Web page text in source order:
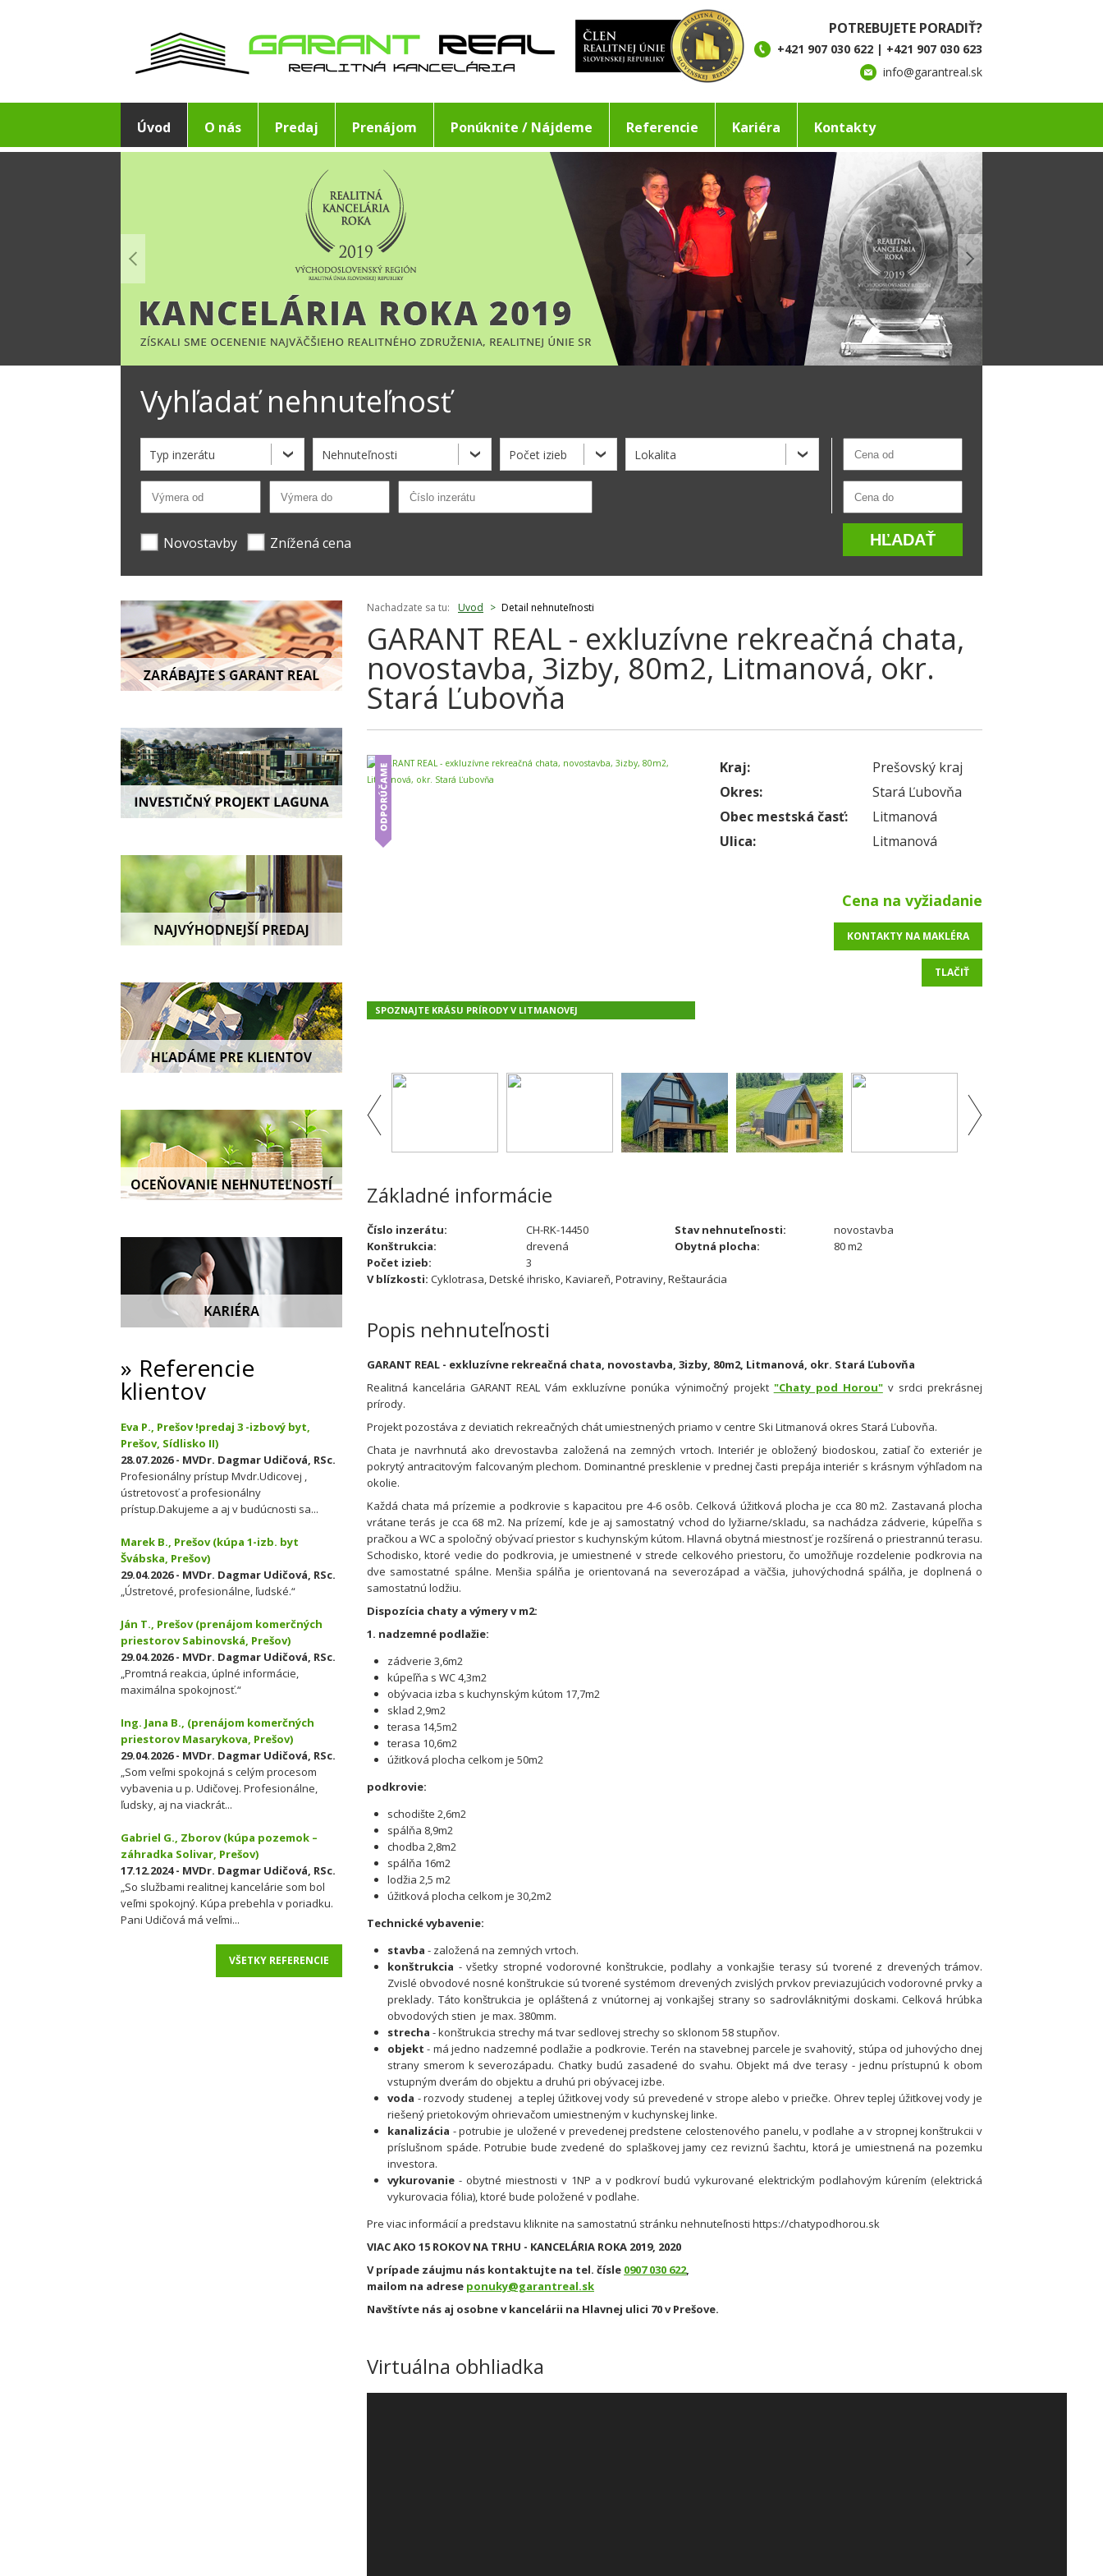
POTREBUJETE PORADIŤ?
+421 907 030 622 | +421 907 030 623
info@garantreal.sk
Úvod O nás Predaj Prenájom Ponúknite / Nájdeme Referencie Kariéra Kontakty
Vyhľadať nehnuteľnosť
Typ inzerátu Nehnuteľnosti Počet izieb Lokalita
Novostavby Znížená cena
Nachadzate sa tu: Uvod > Detail nehnuteľnosti
GARANT REAL - exkluzívne rekreačná chata,
novostavba, 3izby, 80m2, Litmanová, okr.
Stará Ľubovňa
SPOZNAJTE KRÁSU PRÍRODY V LITMANOVEJ
Kraj:
Prešovský kraj
Okres:
Stará Ľubovňa
Obec mestská časť:
Litmanová
Ulica:
Litmanová
Cena na vyžiadanie
KONTAKTY NA MAKLÉRA
TLAČIŤ
Základné informácie
Číslo inzerátu:
CH-RK-14450
Konštrukcia:
drevená
Počet izieb:
3
Stav nehnuteľnosti:
novostavba
Obytná plocha:
80 m2
V blízkosti: Cyklotrasa, Detské ihrisko, Kaviareň, Potraviny, Reštaurácia
Popis nehnuteľnosti
GARANT REAL - exkluzívne rekreačná chata, novostavba, 3izby, 80m2, Litmanová, okr. Stará Ľubovňa
Realitná kancelária GARANT REAL Vám exkluzívne ponúka výnimočný projekt "Chaty pod Horou"v srdci prekrásnej
prírody.
Projekt pozostáva z deviatich rekreačných chát umiestnených priamo v centre Ski Litmanová okres Stará Ľubovňa.
Chata je navrhnutá ako drevostavba založená na zemných vrtoch. Interiér je obložený biodoskou, zatiaľ čo exteriér je
pokrytý antracitovým falcovaným plechom. Dominantné presklenie v prednej časti prepája interiér s krásnym výhľadom na
okolie.
Každá chata má prízemie a podkrovie s kapacitou pre 4-6 osôb. Celková úžitková plocha je cca 80 m2. Zastavaná plocha
vrátane terás je cca 68 m2. Na prízemí, kde je aj samostatný vchod do lyžiarne/skladu, sa nachádza zádverie, kúpeľňa s
pračkou a WC a spoločný obývací priestor s kuchynským kútom. Hlavná obytná miestnosť je rozšírená o priestrannú terasu.
Schodisko, ktoré vedie do podkrovia, je umiestnené v strede celkového priestoru, čo umožňuje rozdelenie podkrovia na
dve samostatné spálne. Menšia spálňa je orientovaná na severozápad a väčšia, juhovýchodná spálňa, je doplnená o
samostatnú lodžiu.
Dispozícia chaty a výmery v m2:
1. nadzemné podlažie:
zádverie 3,6m2
kúpeľňa s WC 4,3m2
obývacia izba s kuchynským kútom 17,7m2
sklad 2,9m2
terasa 14,5m2
terasa 10,6m2
úžitková plocha celkom je 50m2
podkrovie:
schodište 2,6m2
spálňa 8,9m2
chodba 2,8m2
spálňa 16m2
lodžia 2,5 m2
úžitková plocha celkom je 30,2m2
Technické vybavenie:
stavba - založená na zemných vrtoch.
konštrukcia - všetky stropné vodorovné konštrukcie, podlahy a vonkajšie terasy sú tvorené z drevených trámov.
Zvislé obvodové nosné konštrukcie sú tvorené systémom drevených zvislých prvkov previazujúcich vodorovné prvky a
preklady. Táto konštrukcia je opláštená z vnútornej aj vonkajšej strany so sadrovláknitými doskami. Celková hrúbka
obvodových stien je max. 380mm.
strecha - konštrukcia strechy má tvar sedlovej strechy so sklonom 58 stupňov.
objekt - má jedno nadzemné podlažie a podkrovie. Terén na stavebnej parcele je svahovitý, stúpa od juhovýcho dnej
strany smerom k severozápadu. Chatky budú zasadené do svahu. Objekt má dve terasy - jednu prístupnú k obom
vstupným dverám do objektu a druhú pri obývacej izbe.
voda - rozvody studenej a teplej úžitkovej vody sú prevedené v strope alebo v priečke. Ohrev teplej úžitkovej vody je
riešený prietokovým ohrievačom umiestneným v kuchynskej linke.
kanalizácia - potrubie je uložené v prevedenej predstene celostenového panelu, v podlahe a v stropnej konštrukcii v
príslušnom spáde. Potrubie bude zvedené do splaškovej jamy cez reviznú šachtu, ktorá je umiestnená na pozemku
investora.
vykurovanie - obytné miestnosti v 1NP a v podkroví budú vykurované elektrickým podlahovým kúrením (elektrická
vykurovacia fólia), ktoré bude položené v podlahe.
Pre viac informácií a predstavu kliknite na samostatnú stránku nehnuteľnosti https://chatypodhorou.sk
VIAC AKO 15 ROKOV NA TRHU - KANCELÁRIA ROKA 2019, 2020
V prípade záujmu nás kontaktujte na tel. čísle 0907 030 622,
mailom na adrese ponuky@garantreal.sk
Navštívte nás aj osobne v kancelárii na Hlavnej ulici 70 v Prešove.
Virtuálna obhliadka
Referencie
klientov
Eva P., Prešov !predaj 3 -izbový byt,
Prešov, Sídlisko II)
28.07.2026 - MVDr. Dagmar Udičová, RSc.
Profesionálny prístup Mvdr.Udicovej ,
ústretovosť a profesionálny
prístup.Dakujeme a aj v budúcnosti sa...
Marek B., Prešov (kúpa 1-izb. byt
Švábska, Prešov)
29.04.2026 - MVDr. Dagmar Udičová, RSc.
„Ústretové, profesionálne, ľudské.“
Ján T., Prešov (prenájom komerčných
priestorov Sabinovská, Prešov)
29.04.2026 - MVDr. Dagmar Udičová, RSc.
„Promtná reakcia, úplné informácie,
maximálna spokojnosť.“
Ing. Jana B., (prenájom komerčných
priestorov Masarykova, Prešov)
29.04.2026 - MVDr. Dagmar Udičová, RSc.
„Som veľmi spokojná s celým procesom
vybavenia u p. Udičovej. Profesionálne,
ľudsky, aj na viackrát...
Gabriel G., Zborov (kúpa pozemok –
záhradka Solivar, Prešov)
17.12.2024 - MVDr. Dagmar Udičová, RSc.
„So službami realitnej kancelárie som bol
veľmi spokojný. Kúpa prebehla v poriadku.
Pani Udičová má veľmi...
VŠETKY REFERENCIE